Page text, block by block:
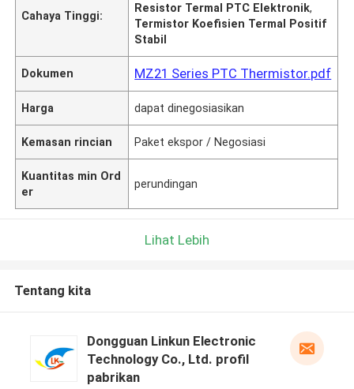
Cahaya Tinggi:
Resistor Termal PTC Elektronik,
Termistor Koefisien Termal Positif
Stabil
Dokumen MZ21 Series PTC Thermistor.pdf
Harga dapat dinegosiasikan
Kemasan rincian Paket ekspor / Negosiasi
Kuantitas min Ord
er
perundingan
Lihat Lebih
Tentang kita
Dongguan Linkun Electronic
Technology Co., Ltd. profil
pabrikan